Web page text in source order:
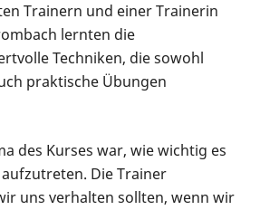
Trainern und einer Trainerin
lernten die
Techniken, die sowohl
praktische Übungen
des Kurses war, wie wichtig es
Die Trainer
uns verhalten sollten, wenn wir